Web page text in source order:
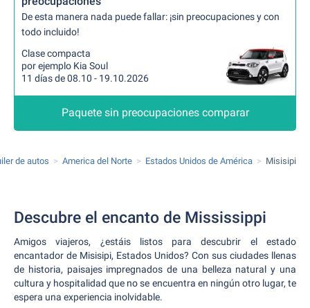
De esta manera nada puede fallar: ¡sin preocupaciones y con
todo incluido!
Clase compacta
por ejemplo Kia Soul
11 días de 08.10 - 19.10.2026
Paquete sin preocupaciones comparar
de autos America del Norte Estados Unidos de América Misisipi
Descubre el encanto de Mississippi
Amigos viajeros, ¿estáis listos para descubrir el estado
encantador de Misisipi, Estados Unidos? Con sus ciudades llenas
de historia, paisajes impregnados de una belleza natural y una
cultura y hospitalidad que no se encuentra en ningún otro lugar, te
espera una experiencia inolvidable.